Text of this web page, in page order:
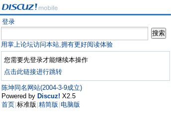
登录
用掌上论坛访问本站,拥有更好阅读体验
您需要先登录才能继续本操作
点击此链接进行跳转
陈坤同名网站(2004-3-9成立)
Powered by Discuz! X2.5
首页 标准版 精简版 电脑版